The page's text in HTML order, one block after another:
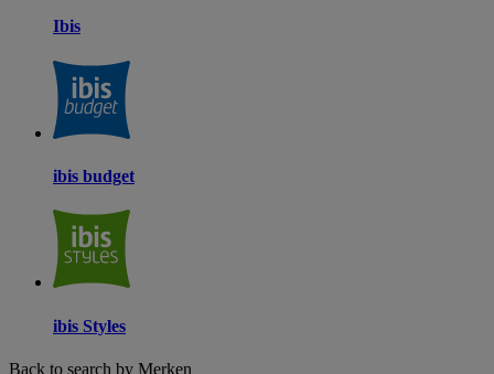
Ibis
ibis budget
ibis Styles
Back to search by Merken